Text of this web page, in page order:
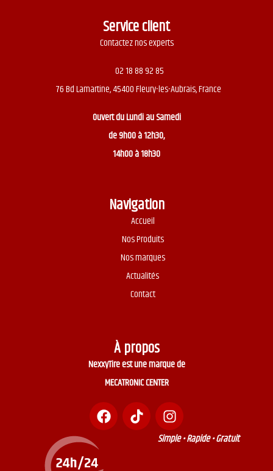
Service client
Contactez nos experts
02 18 88 92 85
76 Bd Lamartine, 45400 Fleury-les-Aubrais, France
Ouvert duLundi au Samedi
de 9h00 à 12h30,
14h00 à 18h30
Navigation
Accueil
Nos Produits
Nos marques
Actualités
Contact
À propos
NexxyTire est une marque de
MECATRONIC CENTER
Simple • Rapide • Gratuit